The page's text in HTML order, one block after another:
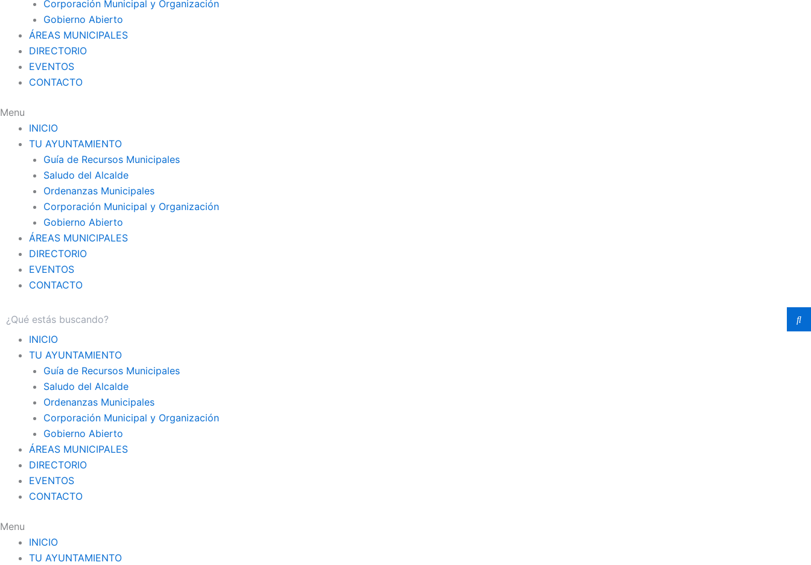
Corporación Municipal y Organización
Gobierno Abierto
ÁREAS MUNICIPALES
DIRECTORIO
EVENTOS
CONTACTO
Menu
INICIO
TU AYUNTAMIENTO
Guía de Recursos Municipales
Saludo del Alcalde
Ordenanzas Municipales
Corporación Municipal y Organización
Gobierno Abierto
ÁREAS MUNICIPALES
DIRECTORIO
EVENTOS
CONTACTO
INICIO
TU AYUNTAMIENTO
Guía de Recursos Municipales
Saludo del Alcalde
Ordenanzas Municipales
Corporación Municipal y Organización
Gobierno Abierto
ÁREAS MUNICIPALES
DIRECTORIO
EVENTOS
CONTACTO
Menu
INICIO
TU AYUNTAMIENTO